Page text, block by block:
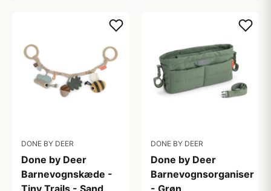
DONE BY DEER
Done by Deer
Barnevognskæde -
Tiny Trails - Sand
DONE BY DEER
Done by Deer
Barnevognsorganiser
- Grøn